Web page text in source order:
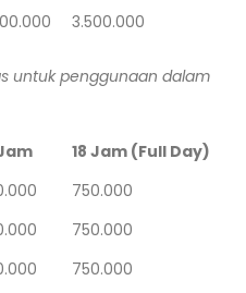
3.500.000
untuk penggunaan dalam
18 Jam (Full Day)
750.000
750.000
750.000